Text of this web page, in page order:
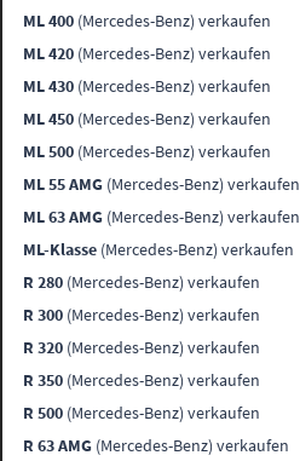
ML 400 (Mercedes-Benz) verkaufen
ML 420 (Mercedes-Benz) verkaufen
ML 430 (Mercedes-Benz) verkaufen
ML 450 (Mercedes-Benz) verkaufen
ML 500 (Mercedes-Benz) verkaufen
ML 55 AMG (Mercedes-Benz) verkaufen
ML 63 AMG (Mercedes-Benz) verkaufen
ML-Klasse (Mercedes-Benz) verkaufen
R 280 (Mercedes-Benz) verkaufen
R 300 (Mercedes-Benz) verkaufen
R 320 (Mercedes-Benz) verkaufen
R 350 (Mercedes-Benz) verkaufen
R 500 (Mercedes-Benz) verkaufen
R 63 AMG (Mercedes-Benz) verkaufen